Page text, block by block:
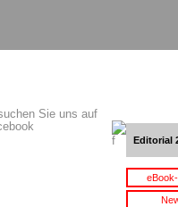
Sie uns auf
Editorial